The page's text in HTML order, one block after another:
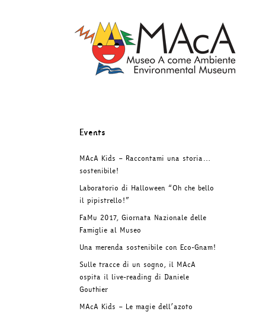
Events
MAcA Kids – Raccontami una storia…
sostenibile!
Laboratorio di Halloween “Oh che bello
il pipistrello!”
FaMu 2017, Giornata Nazionale delle
Famiglie al Museo
Una merenda sostenibile con Eco-Gnam!
Sulle tracce di un sogno, il MAcA
ospita il live-reading di Daniele
Gouthier
MAcA Kids – Le magie dell’azoto